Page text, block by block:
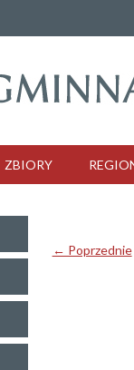
ZBIORY
← Poprzednie